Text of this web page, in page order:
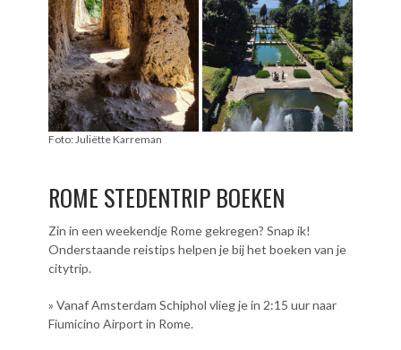
Foto: Juliëtte Karreman
ROME STEDENTRIP BOEKEN
Zin in een weekendje Rome gekregen? Snap ik!
Onderstaande reistips helpen je bij het boeken van je
citytrip.
» Vanaf Amsterdam Schiphol vlieg je in 2:15 uur naar
Fiumicino Airport in Rome.